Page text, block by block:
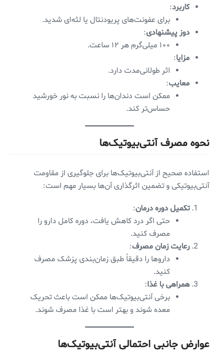
کاربرد:
برای عفونت‌های پریودنتال یا لثه‌ای شدید.
دوز پیشنهادی:
۱۰۰ میلی‌گرم هر ۱۲ ساعت.
مزایا:
اثر طولانی‌مدت دارد.
معایب:
ممکن است دندان‌ها را نسبت به نور خورشید
حساس‌تر کند.
نحوه مصرف آنتی‌بیوتیک‌ها
استفاده صحیح از آنتی‌بیوتیک‌ها برای جلوگیری از مقاومت
آنتی‌بیوتیکی و تضمین اثرگذاری آن‌ها بسیار مهم است:
تکمیل دوره درمان:
حتی اگر درد کاهش یافت، دوره کامل دارو را
مصرف کنید.
رعایت زمان مصرف:
داروها را دقیقاً طبق زمان‌بندی پزشک مصرف
کنید.
همراهی با غذا:
برخی آنتی‌بیوتیک‌ها ممکن است باعث تحریک
معده شوند و بهتر است با غذا مصرف شوند.
عوارض جانبی احتمالی آنتی‌بیوتیک‌ها